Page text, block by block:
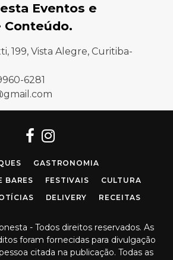
Eventos e
Conteúdo.
199, Vista Alegre, Curitiba-
6281
Facebook
Instagram
GASTRONOMIA
BARES
FESTIVAIS
CULTURA
DELIVERY RECEITAS
- Todos direitos reservados. As
foram fornecidas para divulgação
citada na publicação. Todas as